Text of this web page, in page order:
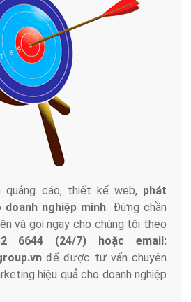
quảng cáo, thiết kế web, phát
nghiệp mình. Đừng chần
và gọi ngay cho chúng tôi theo
6644 (24/7) hoặc email:
để được tư vấn chuyên
hiệu quả cho doanh nghiệp